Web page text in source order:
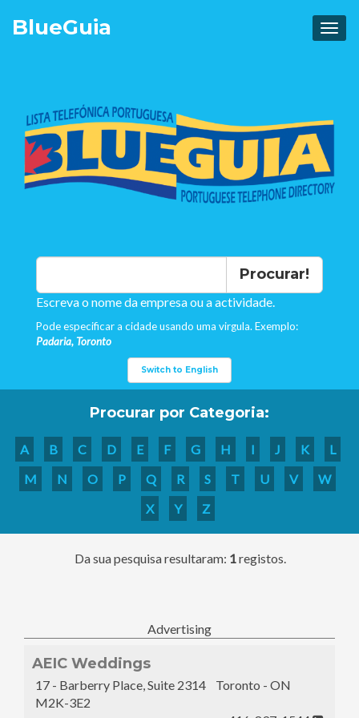
BlueGuia
Procurar!
Escreva o nome da empresa ou a actividade.
Pode especificar a cidade usando uma virgula. Exemplo:
Padaria, Toronto
Switch to English
Procurar por Categoria:
A B C D E F G H I J K
L
M
N O P Q R S T U V
W
X
Y Z
Da sua pesquisa resultaram: 1 registos.
Advertising
AEIC Weddings
17 - Barberry Place, Suite 2314 Toronto - ON
M2K-3E2